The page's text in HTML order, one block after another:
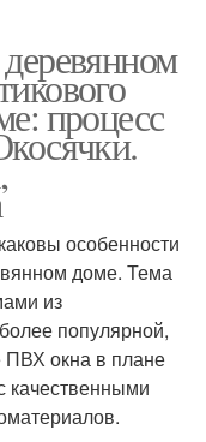
процесс
особенности
доме. Тема
из
популярной,
ПВХ окна в плане
качественными